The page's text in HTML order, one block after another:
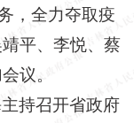
，全力夺取疫
平、李悦、蔡
议。
持召开省政府